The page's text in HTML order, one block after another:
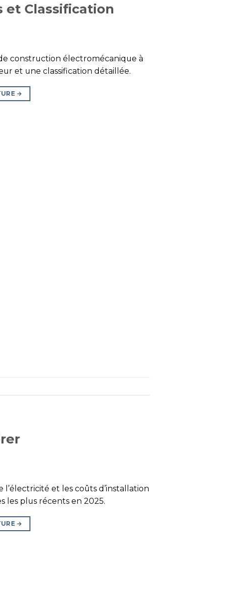
et Classification
construction électromécanique à
et une classification détaillée.
→
l’électricité et les coûts d’installation
les plus récents en 2025.
→